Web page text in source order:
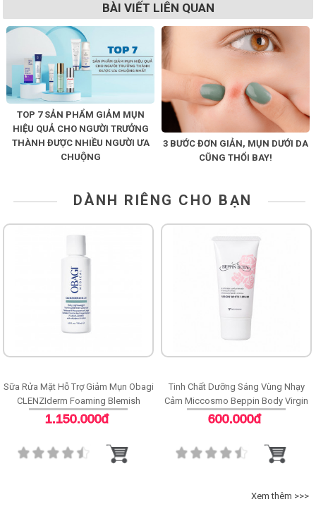
BÀI VIẾT LIÊN QUAN
TOP 7 SẢN PHẨM GIẢM MỤN
HIỆU QUẢ CHO NGƯỜI TRƯỞNG
THÀNH ĐƯỢC NHIỀU NGƯỜI ƯA
CHUỘNG
3 BƯỚC ĐƠN GIẢN, MỤN DƯỚI DA
CŨNG THỔI BAY!
DÀNH RIÊNG CHO BẠN
Sữa Rửa Mặt Hỗ Trợ Giảm Mụn Obagi
CLENZIderm Foaming Blemish
Cleanser
1.150.000đ
Tinh Chất Dưỡng Sáng Vùng Nhạy
Cảm Miccosmo Beppin Body Virgin
White Serum
600.000đ
Xem thêm >>>